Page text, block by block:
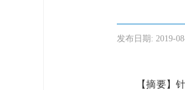
发布日期: 2019-
【摘要】